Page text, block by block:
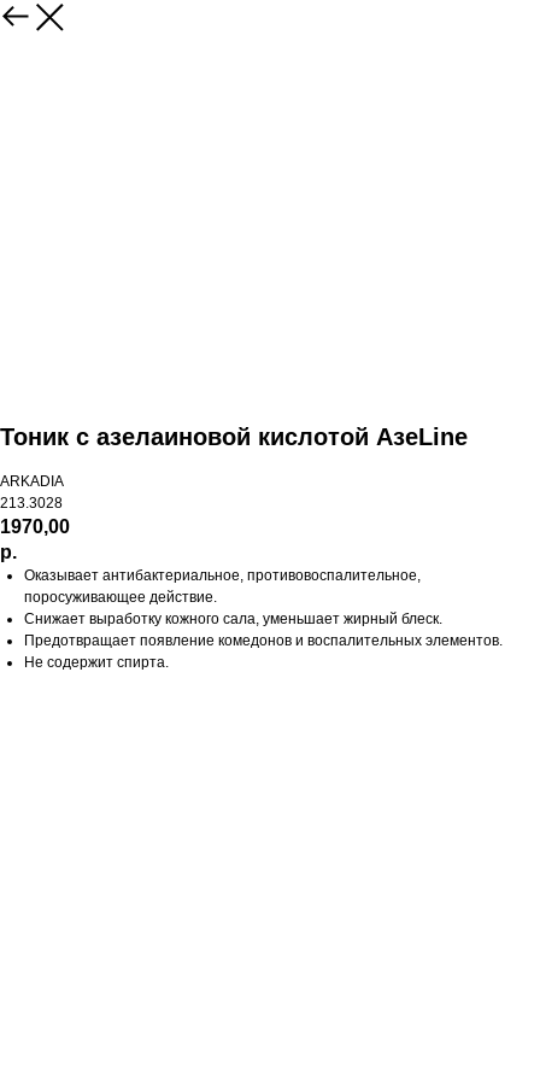
Тоник с азелаиновой кислотой АзеLine
ARKADIA
213.3028
1970,00
р.
Оказывает антибактериальное, противовоспалительное,
поросуживающее действие.
Снижает выработку кожного сала, уменьшает жирный блеск.
Предотвращает появление комедонов и воспалительных элементов.
Не содержит спирта.